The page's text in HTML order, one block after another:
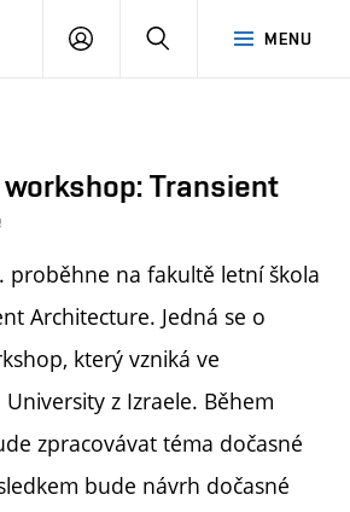
MENU
PŘIHLÁSIT
Transient
proběhne na fakultě letní škola
Architecture. Jedná se o
který vzniká ve
z Izraele. Během
zpracovávat téma dočasné
bude návrh dočasné